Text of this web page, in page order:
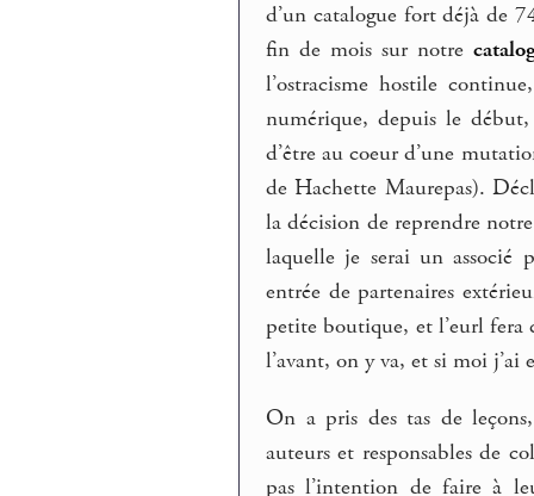
d’un catalogue fort déjà de
fin de mois sur notre
l’ostracisme hostile
numérique, depuis le
d’être au coeur d’une
de Hachette Maurepas).
la décision de reprendre
laquelle je serai un associé
entrée de partenaires
petite boutique, et l’eurl fera
l’avant, on y va, et si moi j’ai
On a pris des tas de
auteurs et responsables de
pas l’intention de faire à